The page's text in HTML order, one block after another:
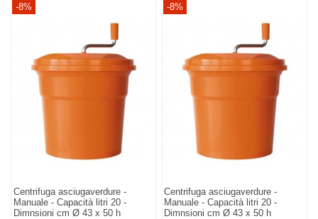
-8%
Centrifuga asciugaverdure -
Manuale - Capacità litri 20 -
Dimnsioni cm Ø 43 x 50 h
-8%
Centrifuga asciugaverdure -
Manuale - Capacità litri 20 -
Dimnsioni cm Ø 43 x 50 h